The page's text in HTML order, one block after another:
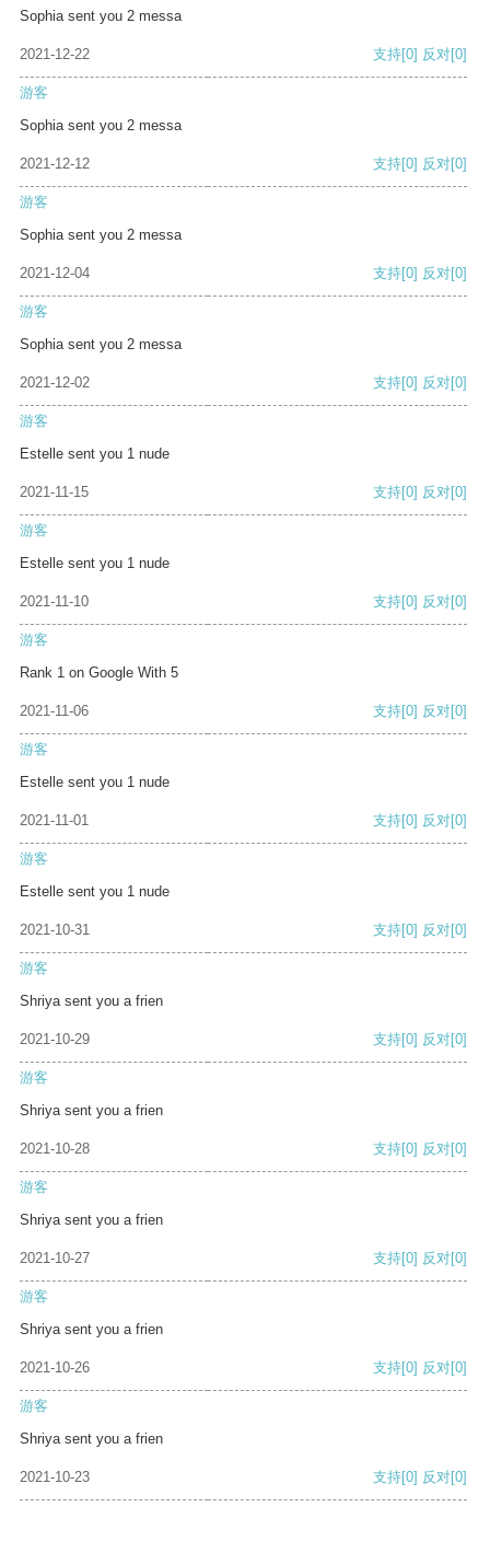
Sophia sent you 2 messa
2021-12-22 支持[0] 反对[0]
游客
Sophia sent you 2 messa
2021-12-12 支持[0] 反对[0]
游客
Sophia sent you 2 messa
2021-12-04 支持[0] 反对[0]
游客
Sophia sent you 2 messa
2021-12-02 支持[0] 反对[0]
游客
Estelle sent you 1 nude
2021-11-15 支持[0] 反对[0]
游客
Estelle sent you 1 nude
2021-11-10 支持[0] 反对[0]
游客
Rank 1 on Google With 5
2021-11-06 支持[0] 反对[0]
游客
Estelle sent you 1 nude
2021-11-01 支持[0] 反对[0]
游客
Estelle sent you 1 nude
2021-10-31 支持[0] 反对[0]
游客
Shriya sent you a frien
2021-10-29 支持[0] 反对[0]
游客
Shriya sent you a frien
2021-10-28 支持[0] 反对[0]
游客
Shriya sent you a frien
2021-10-27 支持[0] 反对[0]
游客
Shriya sent you a frien
2021-10-26 支持[0] 反对[0]
游客
Shriya sent you a frien
2021-10-23 支持[0] 反对[0]